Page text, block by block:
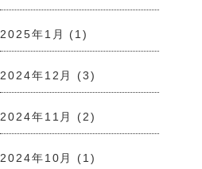
2025年1月 (1)
2024年12月 (3)
2024年11月 (2)
2024年10月 (1)